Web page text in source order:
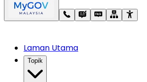
Laman Utama
Topik